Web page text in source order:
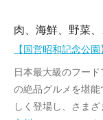
肉、海鮮、野菜
【国営昭和記念公
日本最大級のフー
の絶品グルメを堪
しく登場し、さま